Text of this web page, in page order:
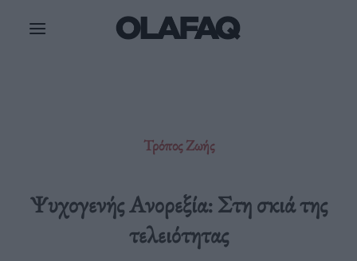
Τρόπος Ζωής
Ψυχογενής Ανορεξία: Στη σκιά της
τελειότητας